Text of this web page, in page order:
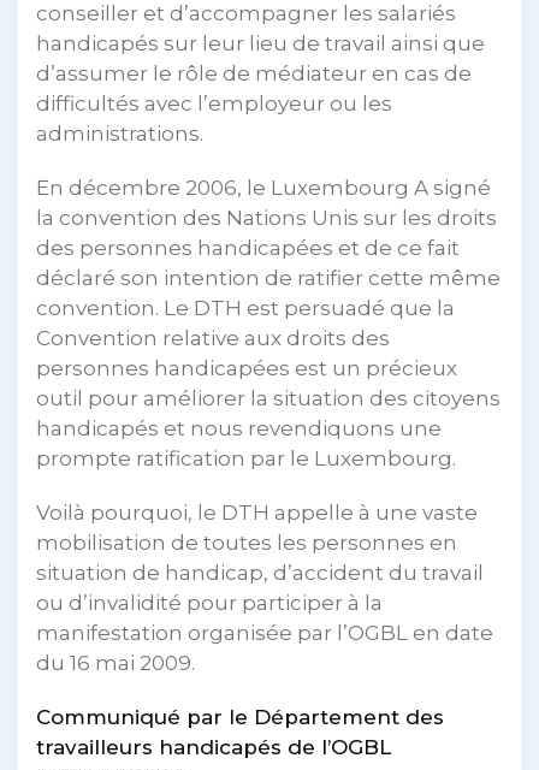
conseiller et d’accompagner les salariés
handicapés sur leur lieu de travail ainsi que
d’assumer le rôle de médiateur en cas de
difficultés avec l’employeur ou les
administrations.
En décembre 2006, le Luxembourg A signé
la convention des Nations Unis sur les droits
des personnes handicapées et de ce fait
déclaré son intention de ratifier cette même
convention. Le DTH est persuadé que la
Convention relative aux droits des
personnes handicapées est un précieux
outil pour améliorer la situation des citoyens
handicapés et nous revendiquons une
prompte ratification par le Luxembourg.
Voilà pourquoi, le DTH appelle à une vaste
mobilisation de toutes les personnes en
situation de handicap, d’accident du travail
ou d’invalidité pour participer à la
manifestation organisée par l’OGBL en date
du 16 mai 2009.
Communiqué par le Département des
travailleurs handicapés de l’OGBL